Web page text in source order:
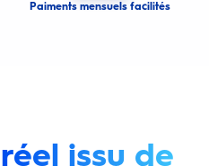
Paiments mensuels facilités
issu de